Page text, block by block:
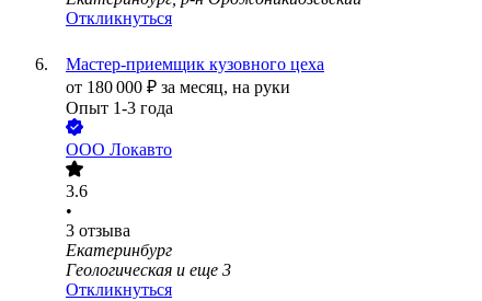
Откликнуться
Мастер-приемщик кузовного цеха
от 180 000 ₽ за месяц, на руки
Опыт 1-3 года
ООО Локавто
3.6
•
3 отзыва
Екатеринбург
Геологическая и еще 3
Откликнуться